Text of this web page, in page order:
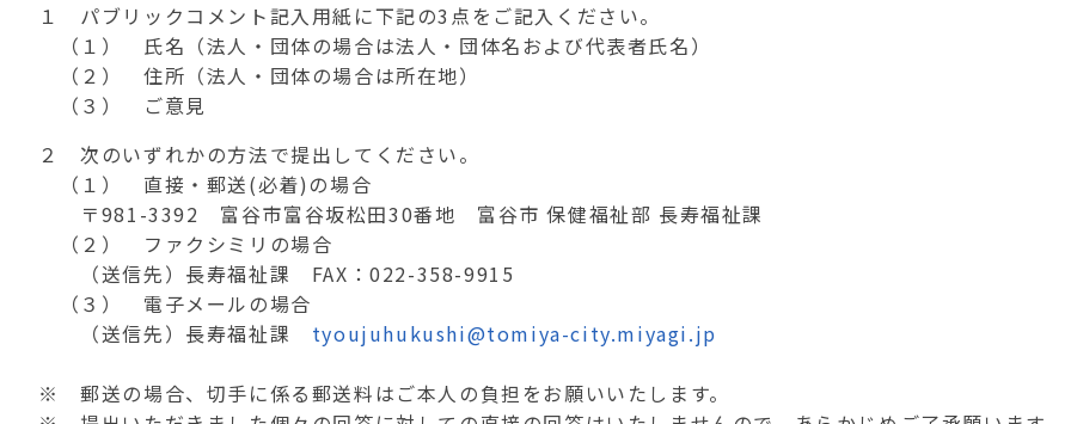
１ パブリックコメント記入用紙に下記の3点をご記入ください。
（１） 氏名（法人・団体の場合は法人・団体名および代表者氏名）
（２） 住所（法人・団体の場合は所在地）
（３） ご意見
２ 次のいずれかの方法で提出してください。
（１） 直接・郵送(必着)の場合
〒981-3392 富谷市富谷坂松田30番地 富谷市 保健福祉部 長寿福祉課
（２） ファクシミリの場合
（送信先）長寿福祉課 FAX：022-358-9915
（３） 電子メールの場合
（送信先）長寿福祉課 tyoujuhukushi@tomiya-city.miyagi.jp
※ 郵送の場合、切手に係る郵送料はご本人の負担をお願いいたします。